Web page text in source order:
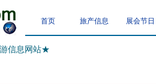
首页 旅产信息 展会节日
信息网站★